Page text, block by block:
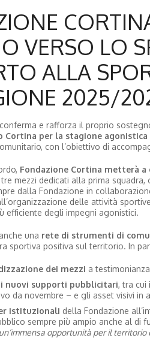
VERSO LO
ALLA
2025/
e rafforza il proprio
Cortina per la stagione agonistica
con l’obiettivo di
Fondazione Cortina metterà
tre mezzi dedicati alla prima
dalla Fondazione in
delle attività
efficiente degli impegni agonistici.
una rete di strumenti di
sportiva positiva sul territorio. In
dei mezzi a
nuovi supporti pubblicitari, tra cui
da novembre – e gli asset visivi in
istituzionali della Fondazione
sempre più ampio anche al di
opportunità per il